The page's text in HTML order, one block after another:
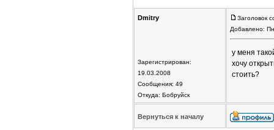
Dmitry
Зарегистрирован:
19.03.2008
Сообщения: 49
Откуда: Бобруйск
Заголовок
Добавлено:
у меня
хочу
стоить?
Вернуться к началу